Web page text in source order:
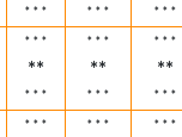
* * * * * * * * *
* * *
**
* * *
* * *
**
* * *
* * *
**
* * *
* * * * * * * * *